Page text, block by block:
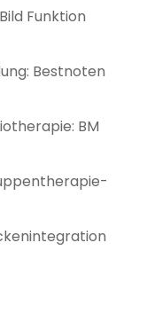
Funktion
Bestnoten
BM